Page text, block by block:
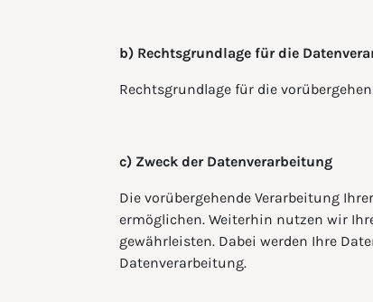
b) Rechtsgrundlage für die
Rechtsgrundlage für die
c) Zweck der Datenverarbeitung
Die vorübergehende Verarbeitung
ermöglichen. Weiterhin nutzen wir
gewährleisten. Dabei werden Ihre
Datenverarbeitung.